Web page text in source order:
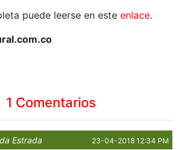
puede leerse en esteenlace.
1 Comentarios
Estrada 23-04-2018 12:34 PM